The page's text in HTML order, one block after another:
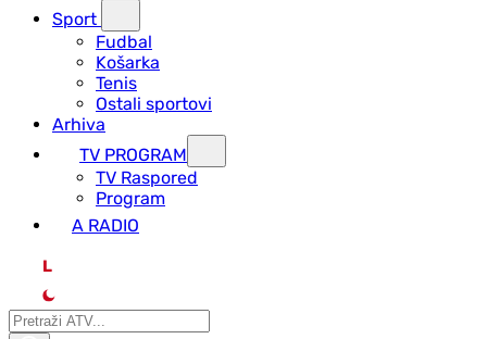
Sport
Fudbal
Košarka
Tenis
Ostali sportovi
Arhiva
TV PROGRAM
ТV Raspored
Program
A RADIO
L